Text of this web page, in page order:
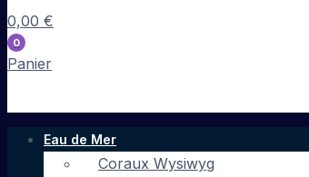
0,00 €
0
Panier
Eau de Mer
Coraux Wysiwyg